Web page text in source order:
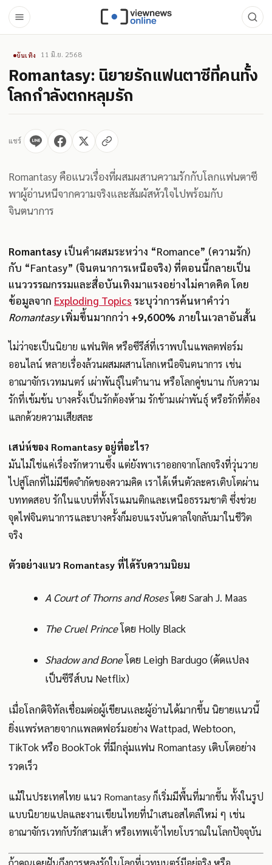
บันเทิง 11 มิ.ย. 2568
Romantasy: นิยายรักแฟนตาซีที่คนทั้ง
โลกกำลังตกหลุมรัก
แชร์
Romantasy คือแนวเรื่องที่ผสมผสานความรักกับโลกแฟนตาซี
พาผู้อ่านหนีจากความจริงและสัมผัสหัวใจไปพร้อมกับ
จินตนาการ
Romantasy เป็นคำผสมระหว่าง “Romance” (ความรัก)
กับ “Fantasy” (จินตนาการเหนือจริง) ที่ตอนนี้กลายเป็น
แนววรรณกรรมและสื่อบันเทิงมาแรงอย่างไม่คาดคิด โดย
ข้อมูลจาก Exploding Topics ระบุว่าการค้นหาคำว่า
Romantasyเพิ่มขึ้นมากกว่า +9,600% ภายในเวลาอันสั้น
ไม่ว่าจะเป็นนิยาย แฟนฟิค หรือซีรีส์ที่เราพบในแพลตฟอร์ม
ออนไลน์ หลายเรื่องล้วนผสมผสานโลกเหนือจินตนาการ เช่น
อาณาจักรเวทมนตร์ เผ่าพันธุ์ในตำนาน หรือโลกคู่ขนาน กับความ
รักที่เข้มข้น บางครั้งเป็นรักต้องห้าม รักข้ามเผ่าพันธุ์ หรือรักที่ต้อง
แลกด้วยความเสียสละ
เสน่ห์ของ Romantasy อยู่ที่อะไร?
มันไม่ใช่แค่เรื่องรักหวานซึ้ง แต่ยังพาเราออกจากโลกจริงที่วุ่นวาย
ไปสู่โลกที่ไม่มีขีดจำกัดของความคิด เราได้เห็นตัวละครเติบโตผ่าน
บททดสอบ รักในแบบที่ทั้งโรแมนติกและเหนือธรรมชาติ ซึ่งช่วย
จุดไฟจินตนาการและบางครั้งก็มอบแรงบันดาลใจกลับมาในชีวิต
จริง
ตัวอย่างแนว Romantasy ที่ได้รับความนิยม
A Court of Thorns and Rosesโดย Sarah J. Maas
The Cruel Princeโดย Holly Black
Shadow and Boneโดย Leigh Bardugo (ดัดแปลง
เป็นซีรีส์บน Netflix)
เมื่อโลกดิจิทัลเชื่อมต่อผู้เขียนและผู้อ่านได้มากขึ้น นิยายแนวนี้
ยิ่งแพร่หลายจากแพลตฟอร์มอย่าง Wattpad, Webtoon,
TikTok หรือ BookTok ที่มีกลุ่มแฟน Romantasy เติบโตอย่าง
รวดเร็ว
แม้ในประเทศไทย แนว Romantasy ก็เริ่มมีพื้นที่มากขึ้น ทั้งในรูป
แบบนิยายแปลและงานเขียนไทยที่นำเสนอสไตล์ใหม่ ๆ เช่น
อาณาจักรเวทกับรักสามเส้า หรือเทพเจ้าไทยโบราณในโลกปัจจุบัน